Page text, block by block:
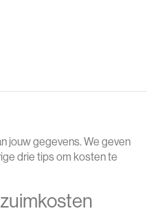
jouw gegevens. We geven
drie tips om kosten te